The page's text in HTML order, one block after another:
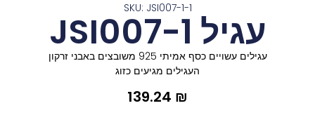
SKU: JSI007-1-1
עגיל JSI007-1
עגילים עשויים כסף אמיתי 925 משובצים באבני זרקון
העגילים מגיעים כזוג
139.24 ₪